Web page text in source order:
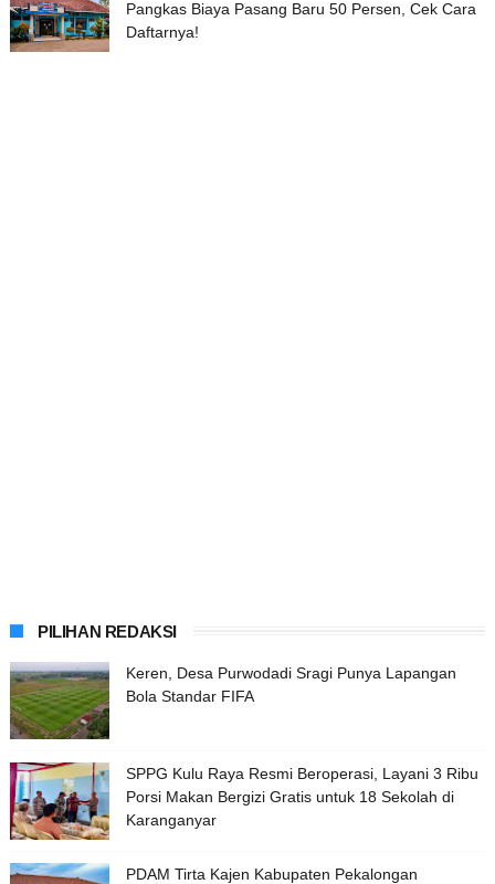
Pangkas Biaya Pasang Baru 50 Persen, Cek Cara
Daftarnya!
PILIHAN REDAKSI
Keren, Desa Purwodadi Sragi Punya Lapangan
Bola Standar FIFA
SPPG Kulu Raya Resmi Beroperasi, Layani 3 Ribu
Porsi Makan Bergizi Gratis untuk 18 Sekolah di
Karanganyar
PDAM Tirta Kajen Kabupaten Pekalongan